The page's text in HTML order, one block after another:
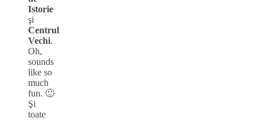
Istorie
şi
Centrul
Vechi.
Oh,
sounds
like so
much
fun. 🙂
Şi
toate